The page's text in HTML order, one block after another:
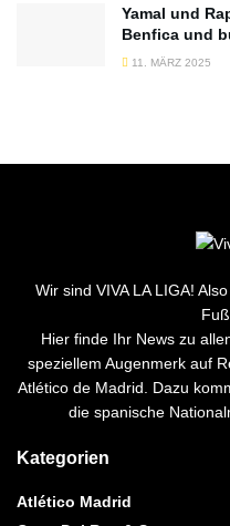
Yamal und
Benfica und
11. MÄRZ 2025
Wir sind VIVA LA LIGA!
Hier finde Ihr News zu
speziellem Augenmerk auf
Atlético de Madrid. Dazu
die spanische
Kategorien
Atlético Madrid